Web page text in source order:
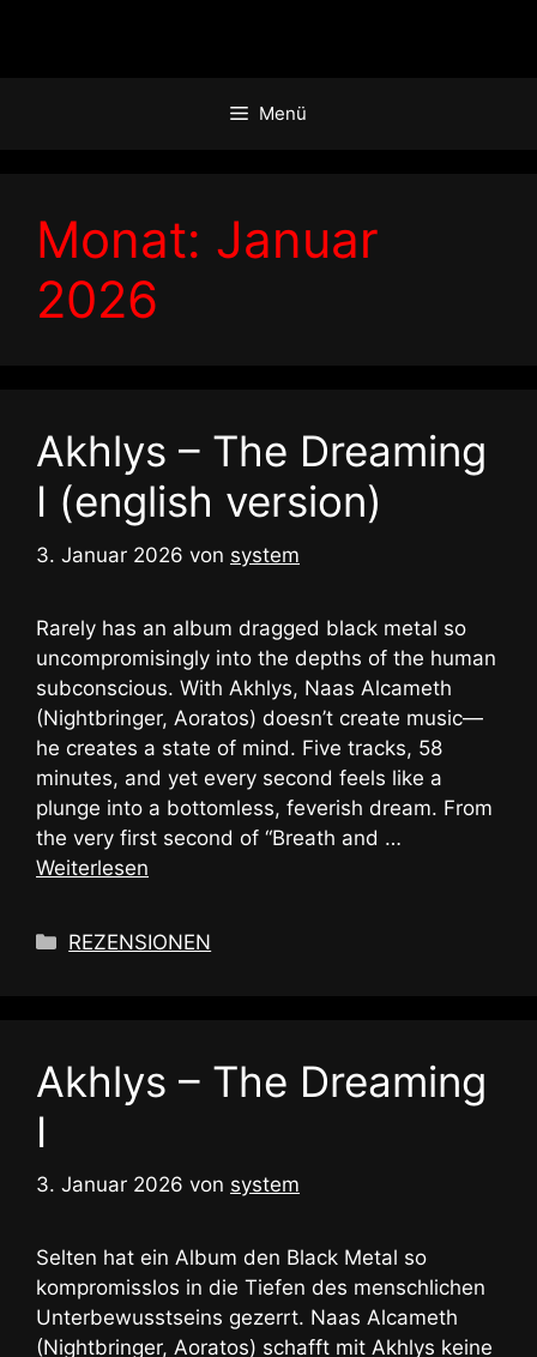
Menü
Monat: Januar
2026
Akhlys – The Dreaming
I (english version)
3. Januar 2026 von system
Rarely has an album dragged black metal so
uncompromisingly into the depths of the human
subconscious. With Akhlys, Naas Alcameth
(Nightbringer, Aoratos) doesn’t create music—
he creates a state of mind. Five tracks, 58
minutes, and yet every second feels like a
plunge into a bottomless, feverish dream. From
the very first second of “Breath and …
Weiterlesen
Kategorien
REZENSIONEN
Akhlys – The Dreaming
I
3. Januar 2026 von system
Selten hat ein Album den Black Metal so
kompromisslos in die Tiefen des menschlichen
Unterbewusstseins gezerrt. Naas Alcameth
(Nightbringer, Aoratos) schafft mit Akhlys keine